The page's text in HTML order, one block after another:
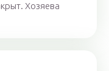
Хозяева